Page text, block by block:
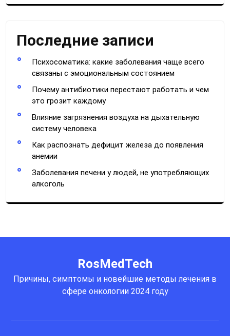
Последние записи
Психосоматика: какие заболевания чаще всего
связаны с эмоциональным состоянием
Почему антибиотики перестают работать и чем
это грозит каждому
Влияние загрязнения воздуха на дыхательную
систему человека
Как распознать дефицит железа до появления
анемии
Заболевания печени у людей, не употребляющих
алкоголь
RosMedTech
Причины, симптомы и новейшие методы лечения в
сфере онкологии 2024 году